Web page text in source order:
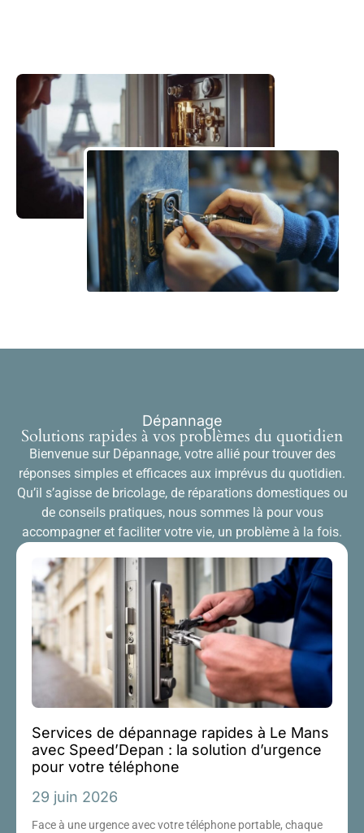
Dépannage
Solutions rapides à vos problèmes du quotidien
Bienvenue sur Dépannage, votre allié pour trouver des
réponses simples et efficaces aux imprévus du quotidien.
Qu’il s’agisse de bricolage, de réparations domestiques ou
de conseils pratiques, nous sommes là pour vous
accompagner et faciliter votre vie, un problème à la fois.
Services de dépannage rapides à Le Mans
avec Speed’Depan : la solution d’urgence
pour votre téléphone
29 juin 2026
Face à une urgence avec votre téléphone portable, chaque